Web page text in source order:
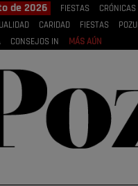
de 2026 FIESTAS
CARIDAD FIESTAS
CONSEJOS IN MÁS AÚN